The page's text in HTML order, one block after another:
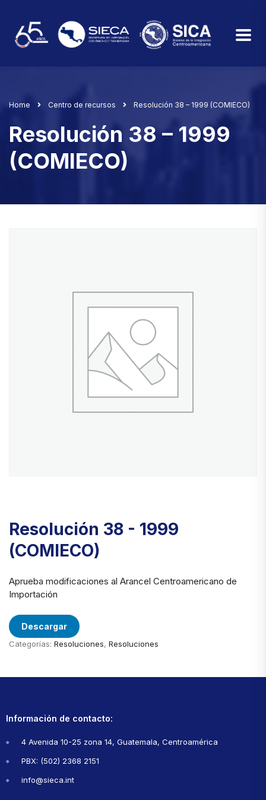
Home Centro de recursos Resolución 38 – 1999 (COMIECO)
Resolución 38 – 1999
(COMIECO)
Resolución 38 - 1999
(COMIECO)
Aprueba modificaciones al Arancel Centroamericano de
Importación
Descargar
Categorías: Resoluciones, Resoluciones
Información de contacto:
4 Avenida 10-25 zona 14, Guatemala, Centroamérica
PBX: (502) 2368 2151
info@sieca.int